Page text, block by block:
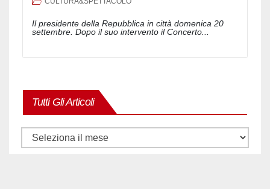
Il presidente della Repubblica in città domenica 20
settembre. Dopo il suo intervento il Concerto...
Tutti Gli Articoli
Tutti